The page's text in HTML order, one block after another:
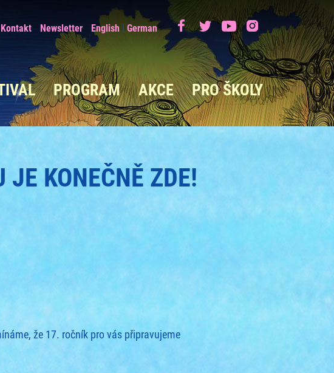
Kontakt Newsletter English |German
PROGRAM AKCE PRO ŠKOLY
JE KONEČNĚ ZDE!
že 17. ročník pro vás připravujeme